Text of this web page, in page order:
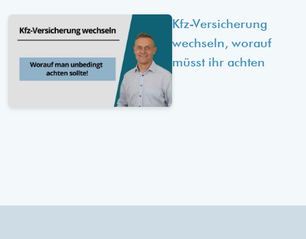
Kfz-Versicherung
wechseln, worauf
müsst ihr achten